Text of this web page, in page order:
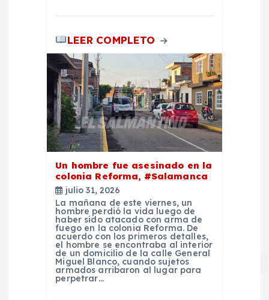
LEER COMPLETO
Un hombre fue asesinado en la
colonia Reforma, #Salamanca
julio 31, 2026
La mañana de este viernes, un
hombre perdió la vida luego de
haber sido atacado con arma de
fuego en la colonia Reforma. De
acuerdo con los primeros detalles,
el hombre se encontraba al interior
de un domicilio de la calle General
Miguel Blanco, cuando sujetos
armados arribaron al lugar para
perpetrar…